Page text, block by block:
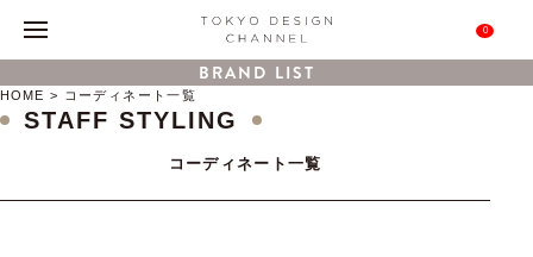
0
BRAND LIST
HOME コーディネート一覧
STAFF STYLING
コーディネート一覧